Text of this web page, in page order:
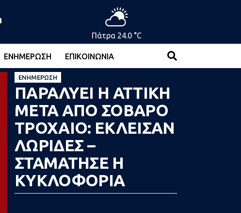
Πάτρα 24.0 °C
ΕΝΗΜΈΡΩΣΗ ΕΠΙΚΟΙΝΩΝΊΑ
ΕΝΗΜΈΡΩΣΗ
ΠΑΡΑΛΥΕΙ Η ΑΤΤΙΚΗ
ΜΕΤΑ ΑΠΟ ΣΟΒΑΡΟ
ΤΡΟΧΑΙΟ: ΕΚΛΕΙΣΑΝ
ΛΩΡΙΔΕΣ –
ΣΤΑΜΑΤΗΣΕ Η
ΚΥΚΛΟΦΟΡΙΑ